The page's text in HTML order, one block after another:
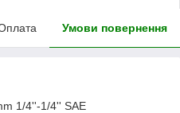
Умови повернення
1/4''-1/4'' SAE